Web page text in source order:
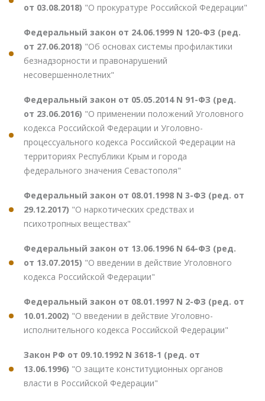
от 03.08.2018) "О прокуратуре Российской Федерации"
Федеральный закон от 24.06.1999 N 120-ФЗ (ред.
от 27.06.2018) "Об основах системы профилактики
безнадзорности и правонарушений
несовершеннолетних"
Федеральный закон от 05.05.2014 N 91-ФЗ (ред.
от 23.06.2016) "О применении положений Уголовного
кодекса Российской Федерации и Уголовно-
процессуального кодекса Российской Федерации на
территориях Республики Крым и города
федерального значения Севастополя"
Федеральный закон от 08.01.1998 N 3-ФЗ (ред. от
29.12.2017) "О наркотических средствах и
психотропных веществах"
Федеральный закон от 13.06.1996 N 64-ФЗ (ред.
от 13.07.2015) "О введении в действие Уголовного
кодекса Российской Федерации"
Федеральный закон от 08.01.1997 N 2-ФЗ (ред. от
10.01.2002) "О введении в действие Уголовно-
исполнительного кодекса Российской Федерации"
Закон РФ от 09.10.1992 N 3618-1 (ред. от
13.06.1996) "О защите конституционных органов
власти в Российской Федерации"